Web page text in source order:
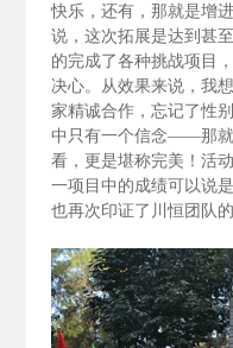
快乐，还有，那就是增
说，这次拓展是达到甚
的完成了各种挑战项目
决心。从效果来说，我
家精诚合作，忘记了性
中只有一个信念——那就
看，更是堪称完美！活
一项目中的成绩可以说
也再次印证了川恒团队的